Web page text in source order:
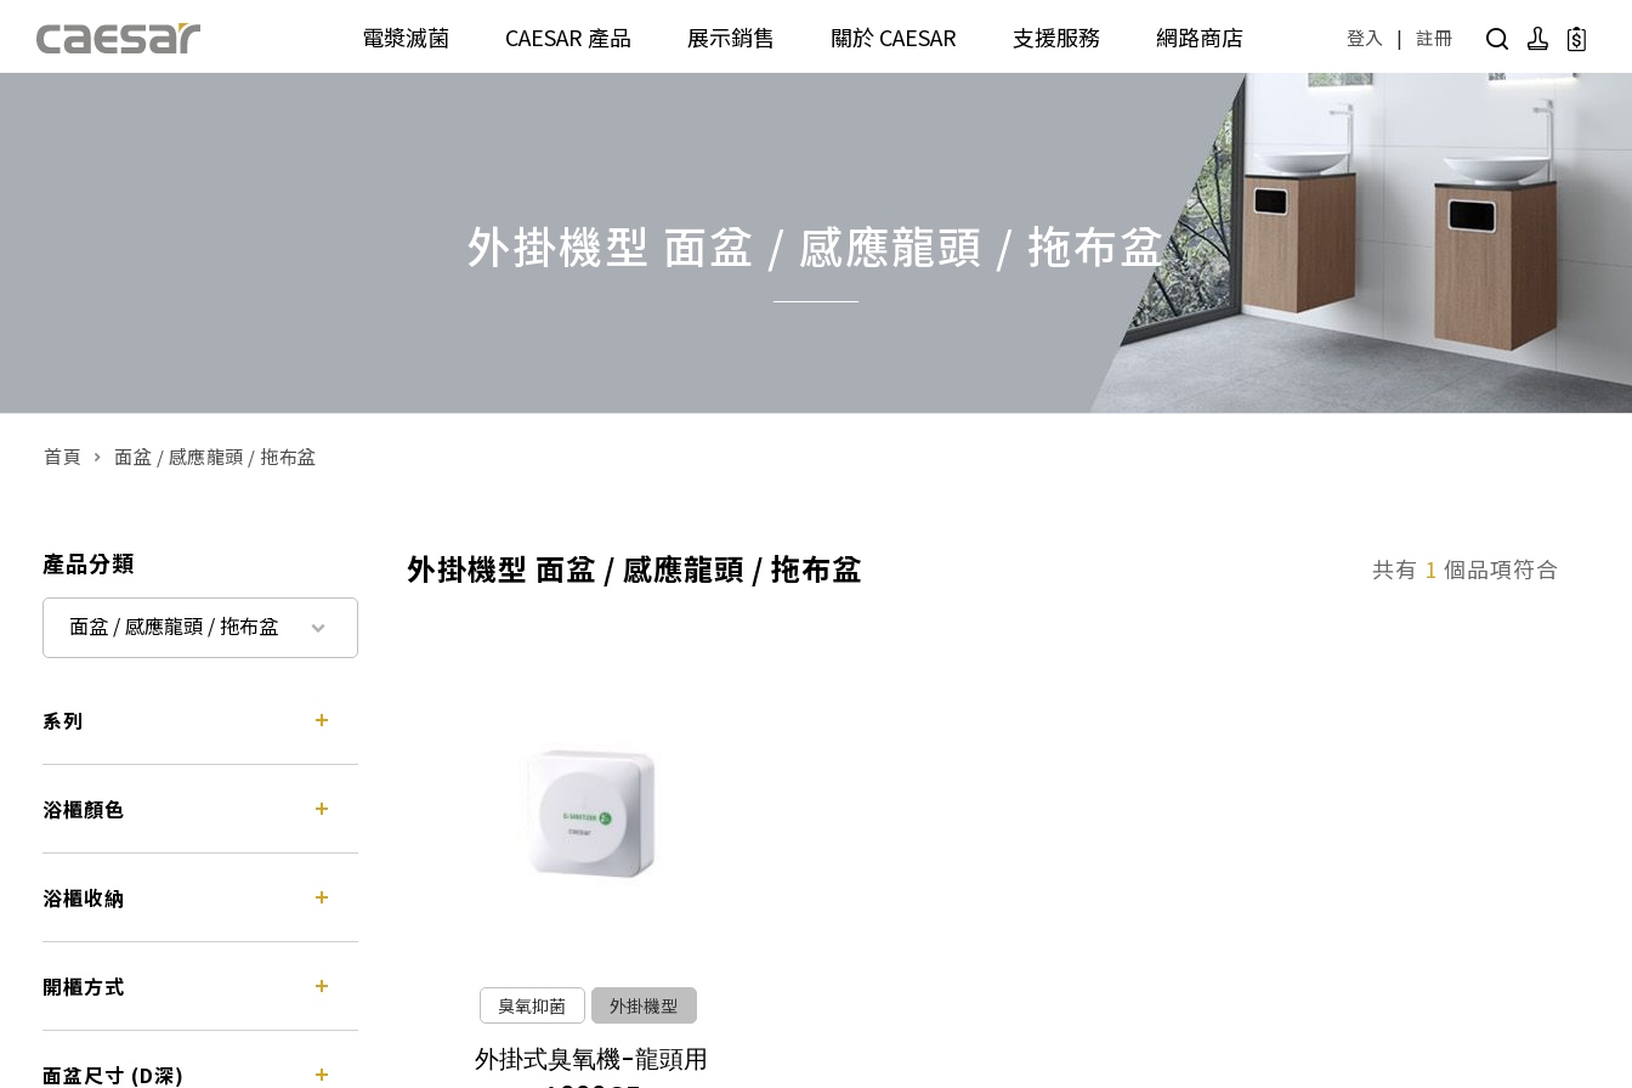
電漿滅菌 CAESAR 產品
面盆(臉盆)
⼿持蓮蓬頭
浴缸
公共商用空間
面盆 / 感應龍頭 / 拖布盆
公共配件
無障礙衛浴設備方案
無障礙衛浴
廚房空間
廚房龍頭
展示銷售 關於 CAESAR 支援服務 網路商店 登入 | 註冊
販賣中商品
搜尋產品
外掛機型 面盆 / 感應龍頭 / 拖布盆
首頁 面盆 / 感應龍頭 / 拖布盆
產品分類
面盆 / 感應龍頭 / 拖布盆
系列
浴櫃顏色
浴櫃收納
開櫃方式
面盆尺寸 (D深)
外掛機型 面盆 / 感應龍頭 / 拖布盆 共有 1 個品項符合
臭氧抑菌 外掛機型
外掛式臭氧機-龍頭用